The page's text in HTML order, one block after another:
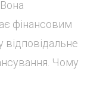
фінансовим
відповідальне
Чому